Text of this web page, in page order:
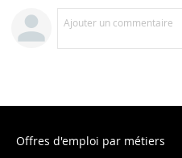
Ajouter un commentaire
Offres d'emploi par métiers